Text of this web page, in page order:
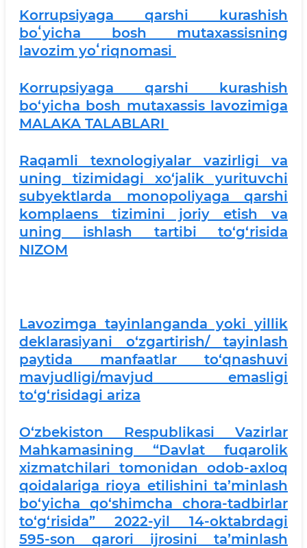
Korrupsiyaga qarshi kurashish
boʻyicha bosh mutaxassisning
lavozim yoʻriqnomasi
Korrupsiyaga qarshi kurashish
bo‘yicha bosh mutaxassis lavozimiga
MALAKA TALABLARI
Raqamli texnologiyalar vazirligi va
uning tizimidagi xo‘jalik yurituvchi
subyektlarda monopoliyaga qarshi
komplaens tizimini joriy etish va
uning ishlash tartibi to‘g‘risida
NIZOM
Lavozimga tayinlanganda yoki yillik
deklarasiyani o‘zgartirish/ tayinlash
paytida manfaatlar to‘qnashuvi
mavjudligi/mavjud emasligi
to‘g‘risidagi ariza
O‘zbekiston Respublikasi Vazirlar
Mahkamasining “Davlat fuqarolik
xizmatchilari tomonidan odob-axloq
qoidalariga rioya etilishini ta’minlash
bo‘yicha qo‘shimcha chora-tadbirlar
to‘g‘risida” 2022-yil 14-oktabrdagi
595-son qarori ijrosini taʼminlash